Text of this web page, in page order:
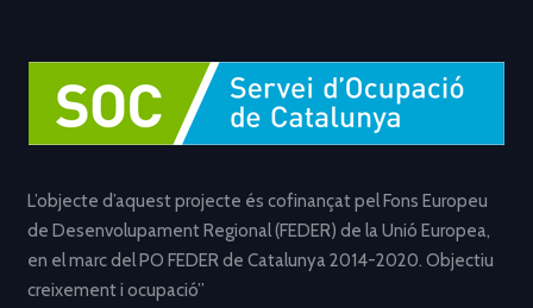
L’objecte d’aquest projecte és cofinançat pel Fons Europeu
de Desenvolupament Regional (FEDER) de la Unió Europea,
en el marc del PO FEDER de Catalunya 2014-2020. Objectiu
creixement i ocupació”